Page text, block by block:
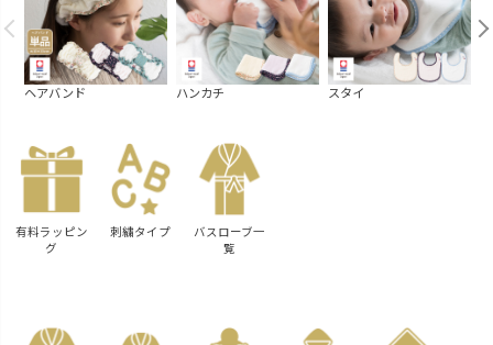
ヘアバンド ハンカチ スタイ
有料ラッピン
グ
刺繍タイプ
バスローブ一
覧